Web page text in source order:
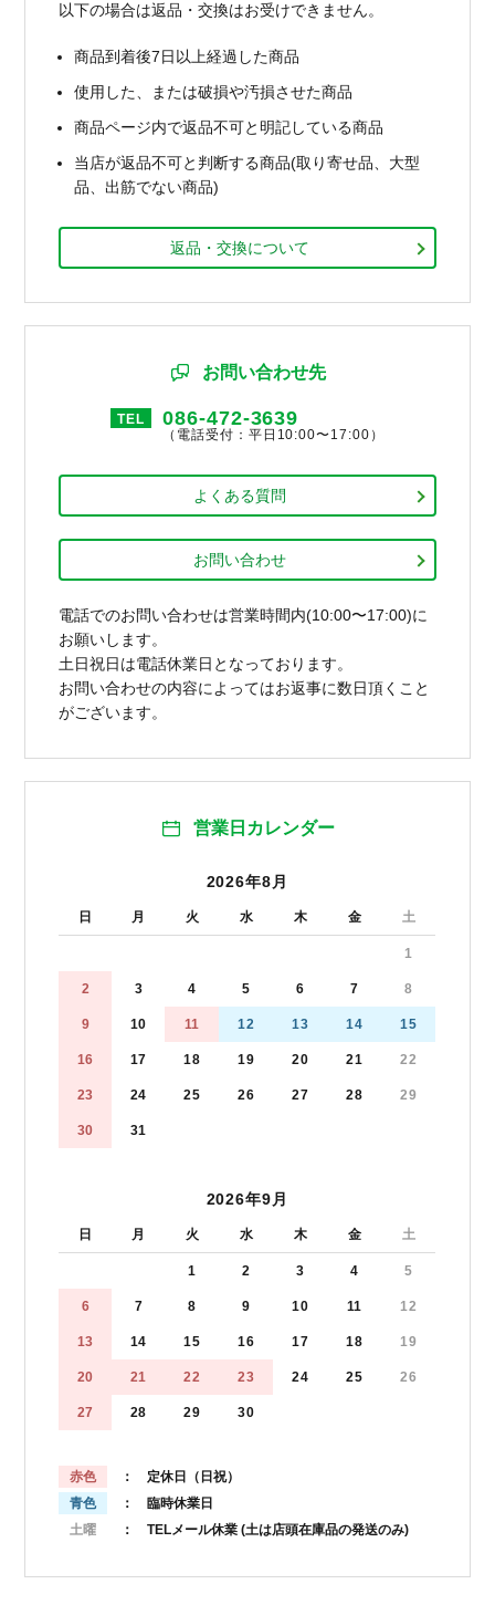
以下の場合は返品・交換はお受けできません。
商品到着後7日以上経過した商品
使用した、または破損や汚損させた商品
商品ページ内で返品不可と明記している商品
当店が返品不可と判断する商品(取り寄せ品、大型
品、出筋でない商品)
返品・交換について
お問い合わせ先
TEL 086-472-3639
（電話受付：平日10:00〜17:00）
よくある質問
お問い合わせ
電話でのお問い合わせは営業時間内(10:00〜17:00)に
お願いします。
土日祝日は電話休業日となっております。
お問い合わせの内容によってはお返事に数日頂くこと
がございます。
営業日カレンダー
2026年8月
日 月 火 水 木 金 土
1
2 3 4 5 6 7 8
9 10 11 12 13 14 15
16 17 18 19 20 21 22
23 24 25 26 27 28 29
30 31
2026年9月
日 月 火 水 木 金 土
1 2 3 4 5
6 7 8 9 10 11 12
13 14 15 16 17 18 19
20 21 22 23 24 25 26
27 28 29 30
赤色
： 定休日（日祝）
青色
： 臨時休業日
土曜
： TELメール休業 (土は店頭在庫品の発送のみ)